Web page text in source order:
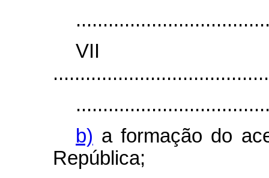
b) a formação do
República;